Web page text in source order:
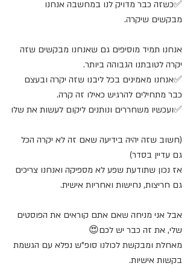
✅כשזה כבר מדויק לנו במחשבה אנחנו
מבקשים שיקרה.
אנחנו תמיד מוסיפים גם שאנחנו מבקשים שזה
יקרה לטובתנו הגבוהה ביותר.
✅אנחנו מאמינים בכל ליבנו שזה יקרה ובעצם
כבר מתחילים להרגיש כאילו זה קרה.
✅ועכשיו משחררים ונותנים ליקום לעשות את שלו
(חשוב שזה יהיה בידיעה שאם זה לא יקרה הכל
גם עדיין בסדר)
אז נכון שתודעת שפע לא מספיקה ואנחנו צריכים
גם חריצות, נחישות ואחריות אישית.
אבל אני מניחה שאם אתם קוראים את הפוסטים
שלי, את זה כבר יש לכם😍
מאחלת ומבקשת לכולנו סופ"ש נפלא עם הגשמת
בקשות אישיות.